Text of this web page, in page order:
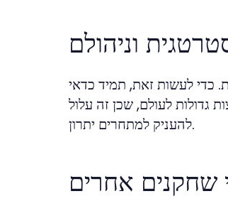
וניהולם
כדי לעשות זאת, תמיד כדאי
גדולות לעולם, שכן זה עלול
להעניק למתחרים יתרון.
שחקנים אחרים